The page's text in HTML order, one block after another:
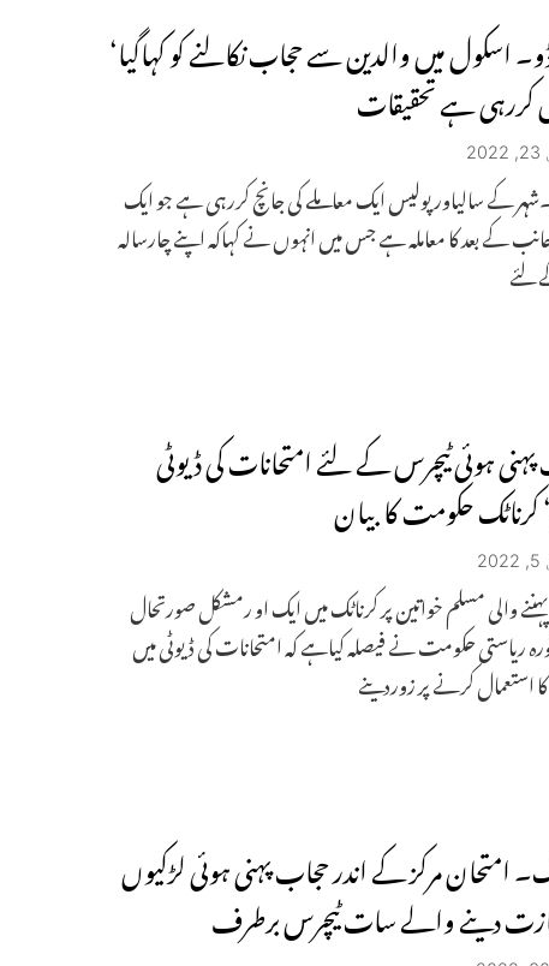
اسکول میں والدین سے حجاب نکالنے کو کہاگیا‘
کررہی ہے تحقیقات
کے سالیاور پولیس ایک معاملے کی جانچ کررہی ہے جو ایک
کے بعد کا معاملہ ہے جس میں انہوں نے کہاکہ اپنے چارسالہ
لئے
ہوئی ٹیچرس کے لئے امتحانات کی ڈیوٹی
کرناٹک حکومت کا بیان
والی مسلم خواتین پر کرناٹک میں ایک او رمشکل صورتحال
ریاستی حکومت نے فیصلہ کیاہے کہ امتحانات کی ڈیوٹی میں
استعمال کرنے پر زوردینے
امتحان مرکز کے اندر حجاب پہنی ہوئی لڑکیوں
دینے والے سات ٹیچرس برطرف